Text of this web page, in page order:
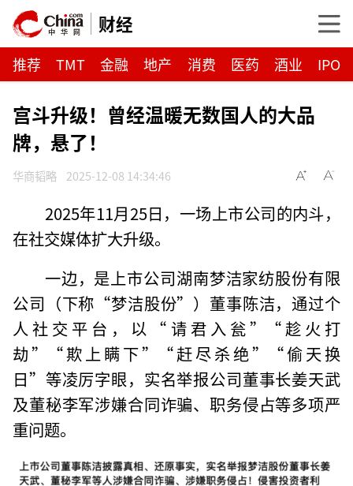
财经
推荐 TMT 金融 地产 消费 医药 酒业 IPO
宫斗升级！曾经温暖无数国人的大品
牌，悬了！
华商韬略 2025-12-08 14:34:46
2025年11月25日，一场上市公司的内斗，
在社交媒体扩大升级。
一边，是上市公司湖南梦洁家纺股份有限
公司（下称“梦洁股份”）董事陈洁，通过个
人社交平台，以“请君入瓮”“趁火打
劫”“欺上瞒下”“赶尽杀绝”“偷天换
日”等凌厉字眼，实名举报公司董事长姜天武
及董秘李军涉嫌合同诈骗、职务侵占等多项严
重问题。